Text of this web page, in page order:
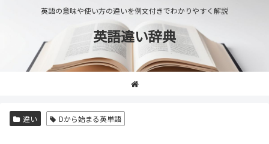
英語の意味や使い方の違いを例文付きでわかりやすく解説
英語違い辞典
違い Dから始まる英単語